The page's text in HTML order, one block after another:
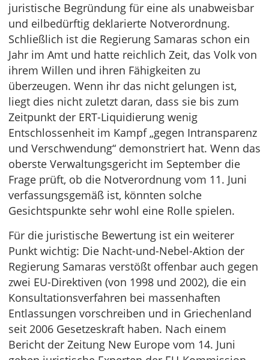
juristische Begründung für eine als unabweisbar
und eilbedürftig deklarierte Notverordnung.
Schließlich ist die Regierung Samaras schon ein
Jahr im Amt und hatte reichlich Zeit, das Volk von
ihrem Willen und ihren Fähigkeiten zu
überzeugen. Wenn ihr das nicht gelungen ist,
liegt dies nicht zuletzt daran, dass sie bis zum
Zeitpunkt der ERT-Liquidierung wenig
Entschlossenheit im Kampf „gegen Intransparenz
und Verschwendung“ demonstriert hat. Wenn das
oberste Verwaltungsgericht im September die
Frage prüft, ob die Notverordnung vom 11. Juni
verfassungsgemäß ist, könnten solche
Gesichtspunkte sehr wohl eine Rolle spielen.
Für die juristische Bewertung ist ein weiterer
Punkt wichtig: Die Nacht-und-Nebel-Aktion der
Regierung Samaras verstößt offenbar auch gegen
zwei EU-Direktiven (von 1998 und 2002), die ein
Konsultationsverfahren bei massenhaften
Entlassungen vorschreiben und in Griechenland
seit 2006 Gesetzeskraft haben. Nach einem
Bericht der Zeitung New Europe vom 14. Juni